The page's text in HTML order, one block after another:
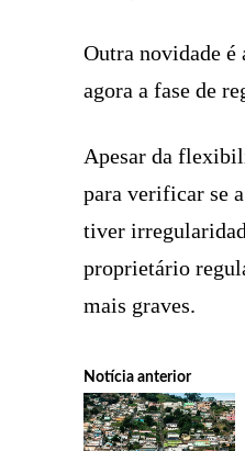
Outra novidade
agora a fase de
Apesar da
para verificar se
tiver
proprietário
mais graves.
Notícia anterior